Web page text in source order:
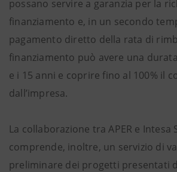
possano servire a garanzia per la
finanziamento e, in un secondo
pagamento diretto della rata di
finanziamento può avere una
e i 15 anni e coprire fino al 100% il
dall’impresa.
La collaborazione tra APER e Intesa
comprende, inoltre, un servizio di
preliminare dei progetti presentati